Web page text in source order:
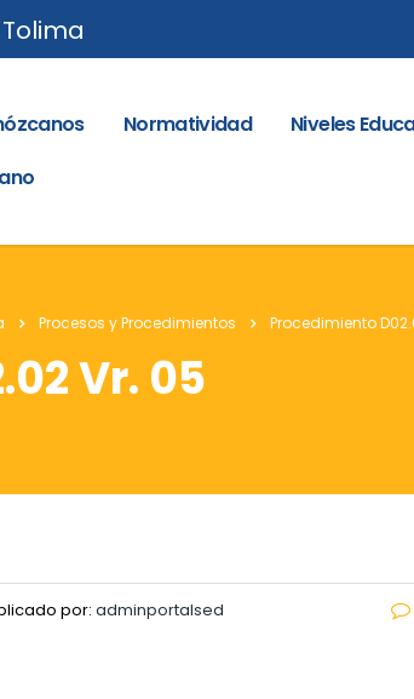
Normatividad Niveles
Procesos y Procedimientos Procedimiento
Vr. 05
por: adminportalsed